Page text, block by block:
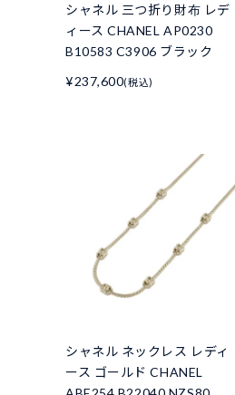
シャネル 三つ折り財布 レデ
ィース CHANEL AP0230
B10583 C3906 ブラック
¥237,600(税込)
シャネル ネックレス レディ
ース ゴールド CHANEL